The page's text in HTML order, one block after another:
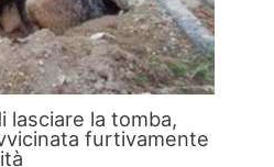
lasciare la tomba,
furtivamente